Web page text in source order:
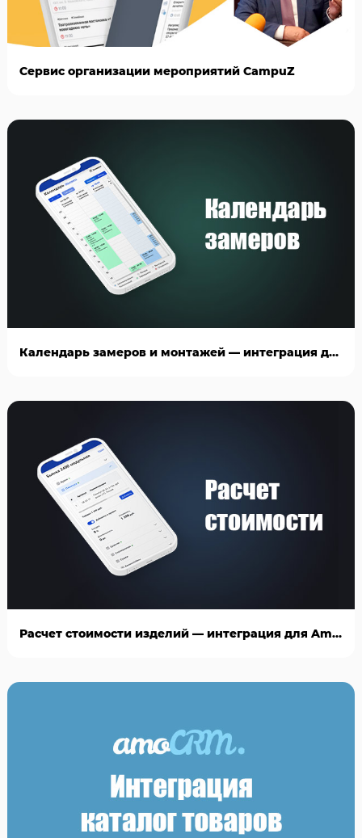
Сервис организации мероприятий CampuZ
Календарь замеров и монтажей — интеграция для AmoCRM
Расчет стоимости изделий — интеграция для AmoCRM